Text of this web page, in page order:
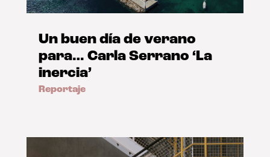
Un buen día de verano
para… Carla Serrano ‘La
inercia’
Reportaje